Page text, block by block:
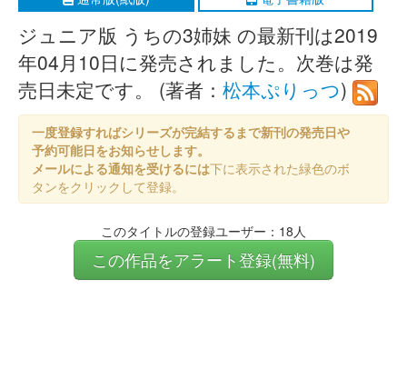
ジュニア版 うちの3姉妹 の最新刊は2019
年04月10日に発売されました。次巻は発
売日未定です。 (著者： 松本ぷりっつ)
一度登録すればシリーズが完結するまで新刊の発売日や
予約可能日をお知らせします。
メールによる通知を受けるには下に表示された緑色のボ
タンをクリックして登録。
このタイトルの登録ユーザー：18人
この作品をアラート登録(無料)